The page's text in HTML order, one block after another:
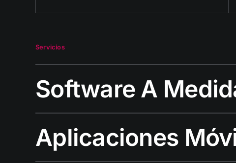
Servicios
Software A
Aplicaciones